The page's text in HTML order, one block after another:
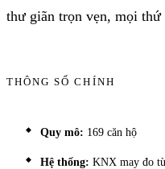
thư giãn trọn vẹn, mọi
THÔNG SỐ CHÍNH
Quy mô: 169 căn hộ
Hệ thống: KNX may đo